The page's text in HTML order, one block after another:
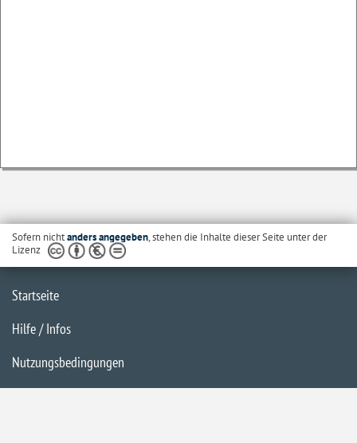
Sofern nichtanders angegeben, stehen die Inhalte dieser Seite unter der
Lizenz
Startseite
Hilfe / Infos
Nutzungsbedingungen